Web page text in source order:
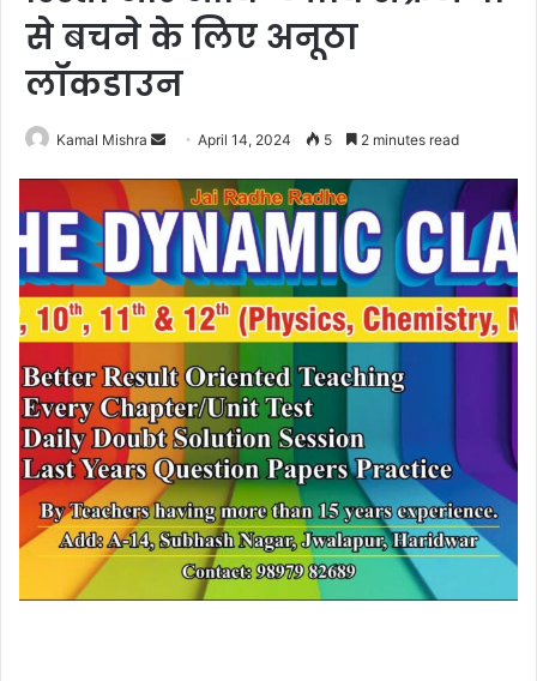
से बचने के लिए अनूठा
लॉकडाउन
Kamal Mishra
Send
email
April 14, 2024 5 2 minutes read